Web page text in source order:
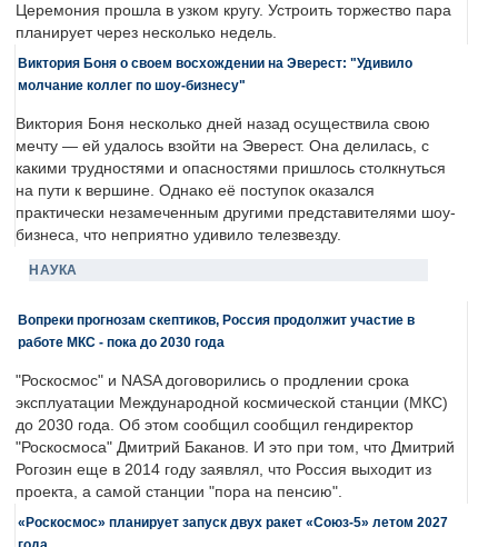
Церемония прошла в узком кругу. Устроить торжество пара
планирует через несколько недель.
Виктория Боня о своем восхождении на Эверест: "Удивило
молчание коллег по шоу-бизнесу"
Виктория Боня несколько дней назад осуществила свою
мечту — ей удалось взойти на Эверест. Она делилась, с
какими трудностями и опасностями пришлось столкнуться
на пути к вершине. Однако её поступок оказался
практически незамеченным другими представителями шоу-
бизнеса, что неприятно удивило телезвезду.
НАУКА
Вопреки прогнозам скептиков, Россия продолжит участие в
работе МКС - пока до 2030 года
"Роскосмос" и NASA договорились о продлении срока
эксплуатации Международной космической станции (МКС)
до 2030 года. Об этом сообщил сообщил гендиректор
"Роскосмоса" Дмитрий Баканов. И это при том, что Дмитрий
Рогозин еще в 2014 году заявлял, что Россия выходит из
проекта, а самой станции "пора на пенсию".
«Роскосмос» планирует запуск двух ракет «Союз-5» летом 2027